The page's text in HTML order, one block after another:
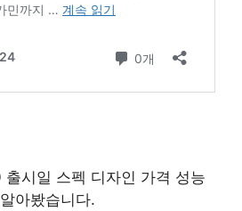
출시일 스펙 디자인 가격 성능
아봤습니다.